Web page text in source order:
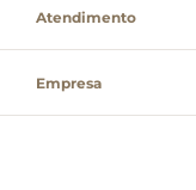
Atendimento
Empresa